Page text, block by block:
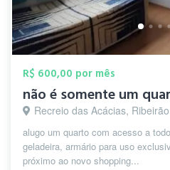
R$ 600,00 por mês
Recreio das Acácias,
alugo um quarto com acesso a
geladeira, armário para uso
próximo ao novo shopping...